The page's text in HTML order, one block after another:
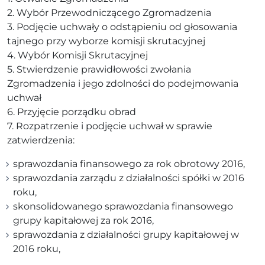
2. Wybór Przewodniczącego Zgromadzenia
3. Podjęcie uchwały o odstąpieniu od głosowania
tajnego przy wyborze komisji skrutacyjnej
4. Wybór Komisji Skrutacyjnej
5. Stwierdzenie prawidłowości zwołania
Zgromadzenia i jego zdolności do podejmowania
uchwał
6. Przyjęcie porządku obrad
7. Rozpatrzenie i podjęcie uchwał w sprawie
zatwierdzenia:
sprawozdania finansowego za rok obrotowy 2016,
sprawozdania zarządu z działalności spółki w 2016
roku,
skonsolidowanego sprawozdania finansowego
grupy kapitałowej za rok 2016,
sprawozdania z działalności grupy kapitałowej w
2016 roku,